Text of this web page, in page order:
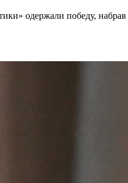
одержали победу,